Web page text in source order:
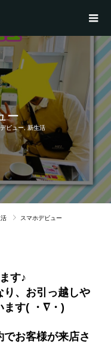
ー
ビュー,新生活
スマホデビュー
す♪
り、お引っ越しや
ます( ・∇・)
お客様が来店さ